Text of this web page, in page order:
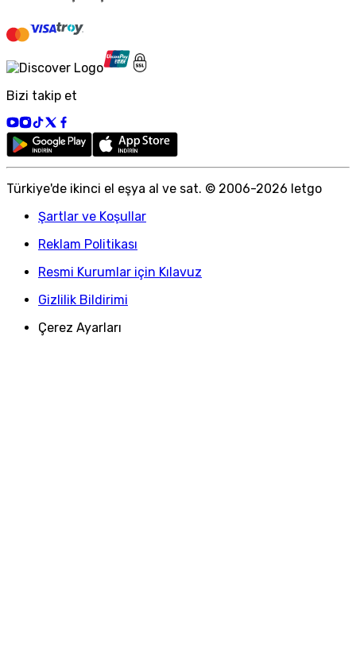
Bizi takip et
Türkiye'de ikinci el eşya al ve sat. © 2006-2026 letgo
Şartlar ve Koşullar
Reklam Politikası
Resmi Kurumlar için Kılavuz
Gizlilik Bildirimi
Çerez Ayarları